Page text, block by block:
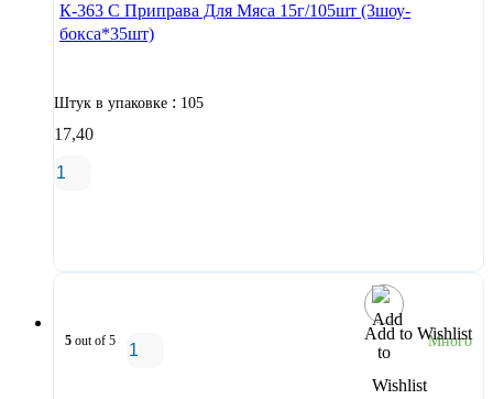
К-363 С Приправа Для Мяса 15г/105шт (3шоу-
бокса*35шт)
Штук в упаковке : 105
17,40
Add to Wishlist
5 out of 5 Много